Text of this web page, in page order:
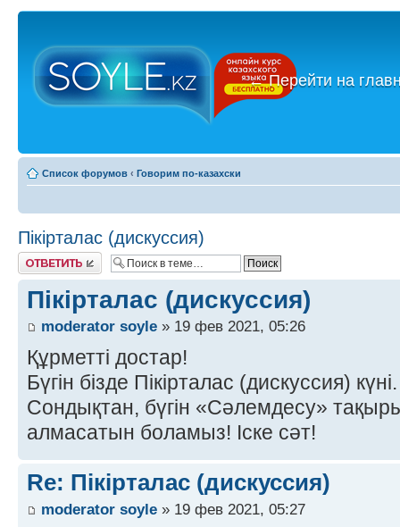
←Перейти на
Список форумов ‹ Говорим по-казахски
Пікірталас (дискуссия)
Ответить
Пікірталас (дискуссия)
moderator soyle » 19 фев 2021, 05:26
Құрметті достар!
Бүгін бізде Пікірталас (дискуссия) күні.
Сондықтан, бүгін «Сәлемдесу»
алмасатын боламыз! Іске сәт!
Re: Пікірталас (дискуссия)
moderator soyle » 19 фев 2021, 05:27